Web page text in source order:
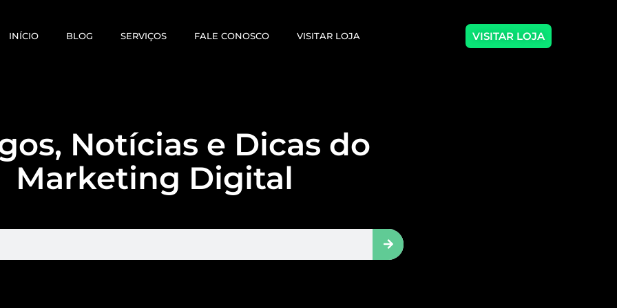
INÍCIO BLOG SERVIÇOS FALE CONOSCO VISITAR LOJA VISITAR LOJA
Notícias e Dicas do
Marketing Digital